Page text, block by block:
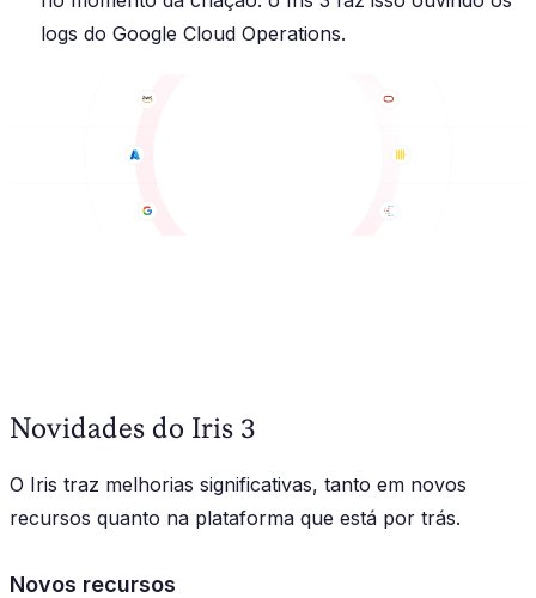
logs do Google Cloud Operations.
Novidades do Iris 3
O Iris traz melhorias significativas, tanto em novos
recursos quanto na plataforma que está por trás.
Novos recursos